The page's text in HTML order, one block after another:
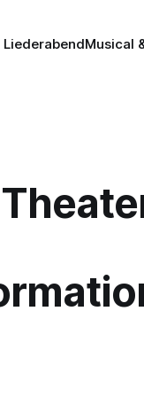
LiederabendMusical